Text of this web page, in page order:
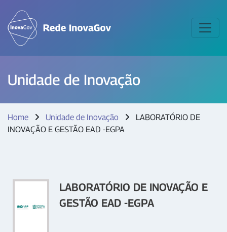
Unidade de Inovação
Home Unidade de Inovação
LABORATÓRIO DE
INOVAÇÃO E GESTÃO EAD -EGPA
LABORATÓRIO DE INOVAÇÃO E
GESTÃO EAD -EGPA